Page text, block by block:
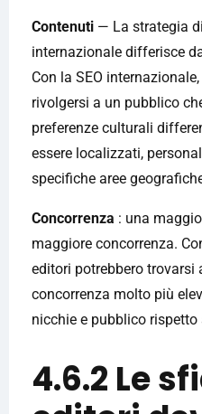
Contenuti — La strategia
internazionale differisce
Con la SEO
rivolgersi a un pubblico
preferenze culturali
essere localizzati,
specifiche aree
Concorrenza : una
maggiore concorrenza.
editori potrebbero trovarsi
concorrenza molto più
nicchie e pubblico rispetto
4.6.2 Le